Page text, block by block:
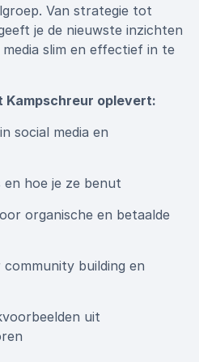
Van strategie tot
je de nieuwste inzichten
slim en effectief in te
Kampschreur oplevert:
social media en
hoe je ze benut
organische en betaalde
building en
uit